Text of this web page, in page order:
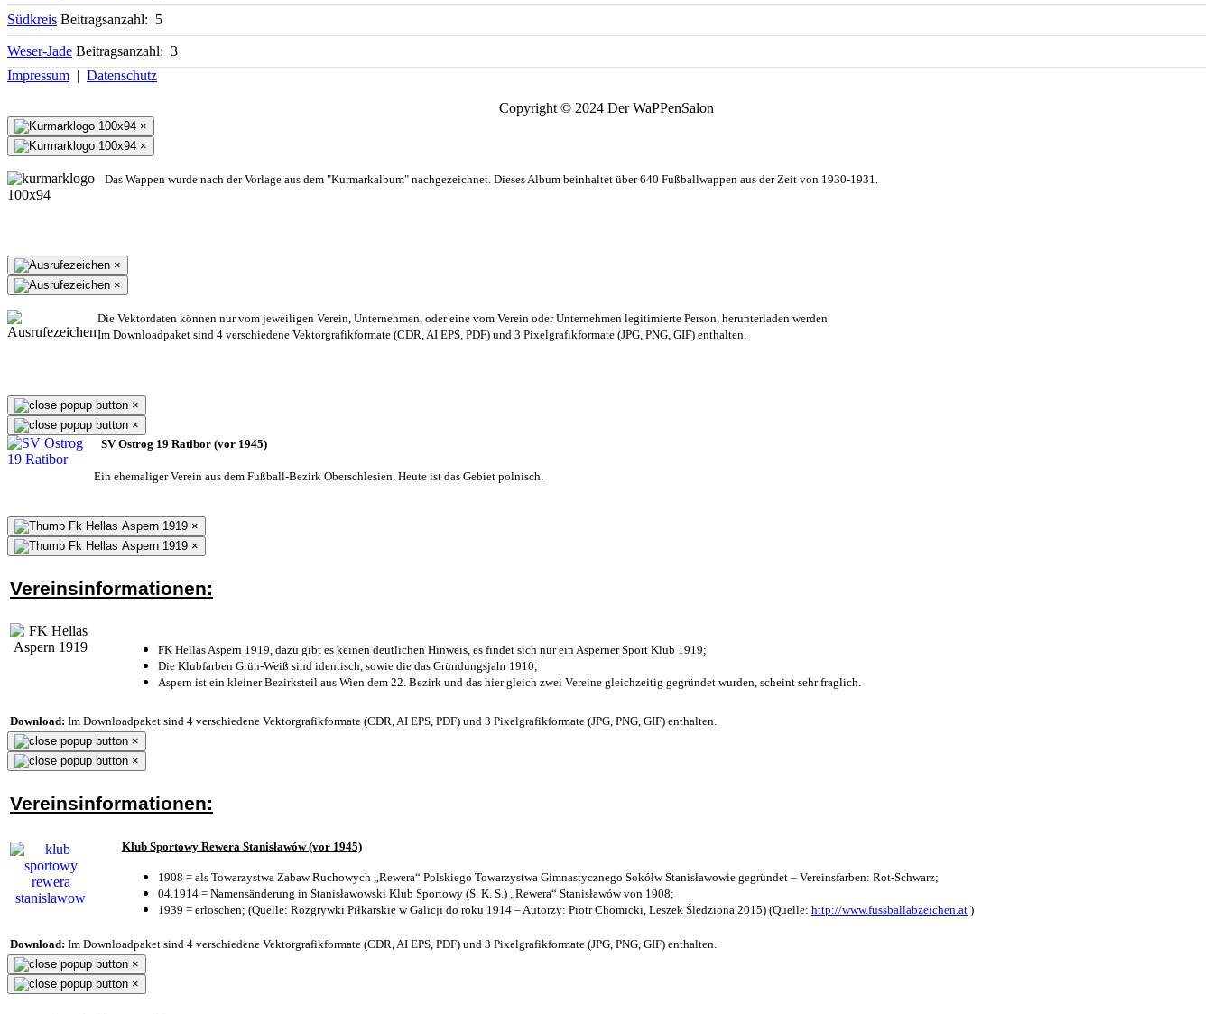
Südkreis Beitragsanzahl: 5
Weser-Jade Beitragsanzahl: 3
Impressum | Datenschutz
Copyright © 2024 Der WaPPenSalon
×
×
Das Wappen wurde nach der Vorlage aus dem "Kurmarkalbum" nachgezeichnet. Dieses Album beinhaltet über 640 Fußballwappen aus der Zeit von 1930-1931.
×
×
Die Vektordaten können nur vom jeweiligen Verein, Unternehmen, oder eine vom Verein oder Unternehmen legitimierte Person, herunterladen werden.
Im Downloadpaket sind 4 verschiedene Vektorgrafikformate (CDR, AI EPS, PDF) und 3 Pixelgrafikformate (JPG, PNG, GIF) enthalten.
×
×
SV Ostrog 19 Ratibor (vor 1945)
Ein ehemaliger Verein aus dem Fußball-Bezirk Oberschlesien. Heute ist das Gebiet polnisch.
×
×
Vereinsinformationen:
FK Hellas Aspern 1919, dazu gibt es keinen deutlichen Hinweis, es findet sich nur ein Asperner Sport Klub 1919;
Die Klubfarben Grün-Weiß sind identisch, sowie die das Gründungsjahr 1910;
Aspern ist ein kleiner Bezirksteil aus Wien dem 22. Bezirk und das hier gleich zwei Vereine gleichzeitig gegründet wurden, scheint sehr fraglich.
Download: Im Downloadpaket sind 4 verschiedene Vektorgrafikformate (CDR, AI EPS, PDF) und 3 Pixelgrafikformate (JPG, PNG, GIF) enthalten.
×
×
Vereinsinformationen:
Klub Sportowy Rewera Stanisławów (vor 1945)
1908 = als Towarzystwa Zabaw Ruchowych „Rewera“ Polskiego Towarzystwa Gimnastycznego Sokółw Stanisławowie gegründet – Vereinsfarben: Rot-Schwarz;
04.1914 = Namensänderung in Stanisławowski Klub Sportowy (S. K. S.) „Rewera“ Stanisławów von 1908;
1939 = erloschen; (Quelle: Rozgrywki Piłkarskie w Galicji do roku 1914 – Autorzy: Piotr Chomicki, Leszek Śledziona 2015) (Quelle: http://www.fussballabzeichen.at )
Download: Im Downloadpaket sind 4 verschiedene Vektorgrafikformate (CDR, AI EPS, PDF) und 3 Pixelgrafikformate (JPG, PNG, GIF) enthalten.
×
×